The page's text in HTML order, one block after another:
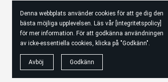
Denna webbplats använder cookies för att ge dig den
bästa möjliga upplevelsen. Läs vår [integritetspolicy]
för mer information. För att godkänna användningen
av icke-essentiella cookies, klicka på "Godkänn".
Avböj Godkänn
© 2026Swemynt